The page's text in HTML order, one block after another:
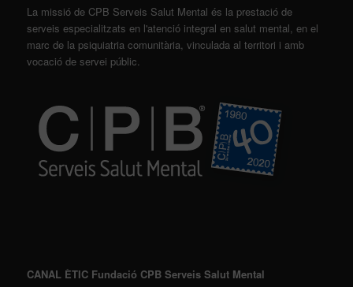
La missió de CPB Serveis Salut Mental és la prestació de
serveis especialitzats en l'atenció integral en salut mental, en el
marc de la psiquiatria comunitària, vinculada al territori i amb
vocació de servei públic.
CANAL ÈTIC Fundació CPB Serveis Salut Mental